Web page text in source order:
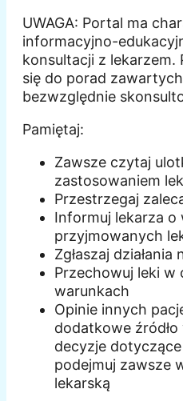
UWAGA: Portal ma
informacyjno-
konsultacji z lekarzem.
się do porad
bezwzględnie
Pamiętaj:
Zawsze czytaj
zastosowaniem
Przestrzegaj
Informuj lekarza o
przyjmowanych
Zgłaszaj działania
Przechowuj leki w
warunkach
Opinie innych
dodatkowe
decyzje
podejmuj zawsze
lekarską